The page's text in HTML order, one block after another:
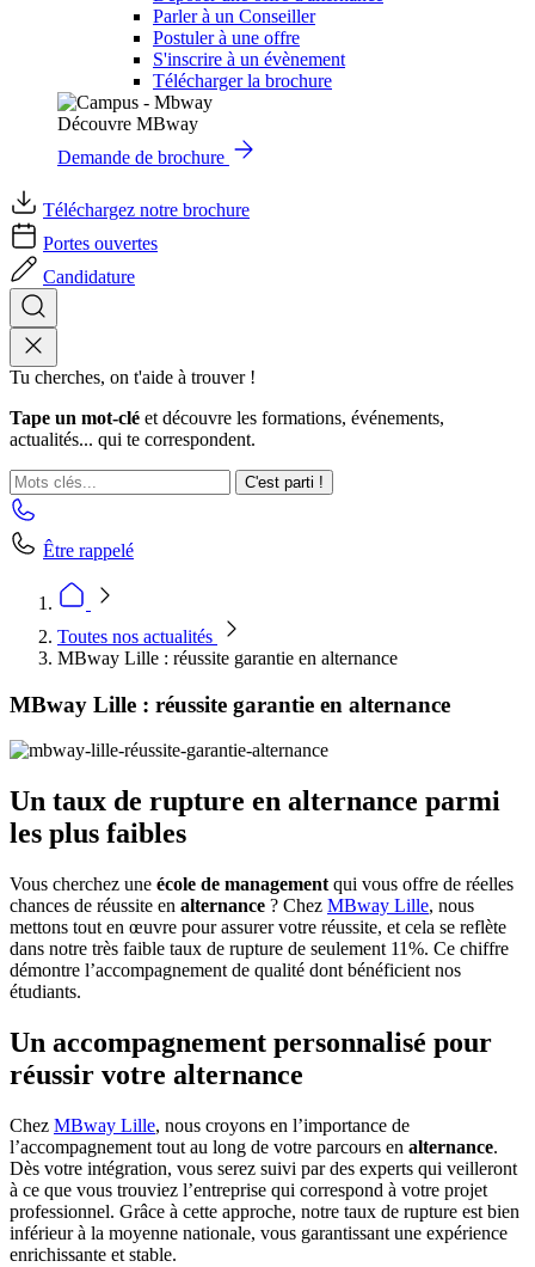
Parler à un Conseiller
Postuler à une offre
S'inscrire à un évènement
Télécharger la brochure
Découvre MBway
Demande de brochure
Téléchargez notre brochure
Portes ouvertes
Candidature
Tu cherches, on t'aide à trouver !
Tape un mot-clé et découvre les formations, événements,
actualités... qui te correspondent.
C'est parti !
Être rappelé
Toutes nos actualités
MBway Lille : réussite garantie en alternance
MBway Lille : réussite garantie en alternance
Un taux de rupture en alternance parmi
les plus faibles
Vous cherchez une école de management qui vous offre de réelles
chances de réussite en alternance ? Chez MBway Lille, nous
mettons tout en œuvre pour assurer votre réussite, et cela se reflète
dans notre très faible taux de rupture de seulement 11%. Ce chiffre
démontre l’accompagnement de qualité dont bénéficient nos
étudiants.
Un accompagnement personnalisé pour
réussir votre alternance
Chez MBway Lille, nous croyons en l’importance de
l’accompagnement tout au long de votre parcours en alternance.
Dès votre intégration, vous serez suivi par des experts qui veilleront
à ce que vous trouviez l’entreprise qui correspond à votre projet
professionnel. Grâce à cette approche, notre taux de rupture est bien
inférieur à la moyenne nationale, vous garantissant une expérience
enrichissante et stable.